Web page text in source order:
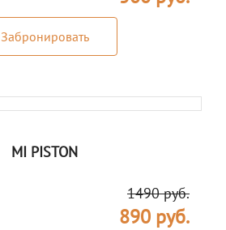
Забронировать
MI PISTON
1490 руб.
890 руб.